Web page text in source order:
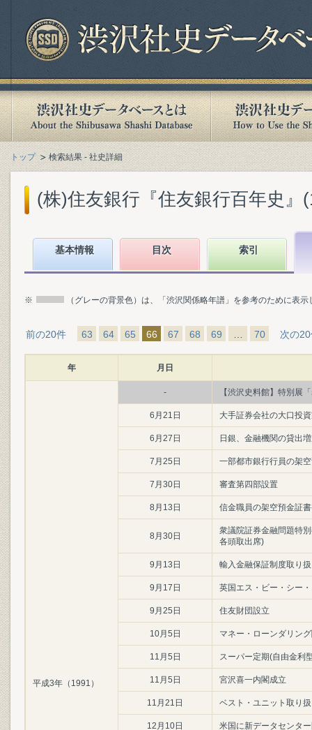
トップ 検索結果 - 社史詳細
(株)住友銀行『住友銀行百年史』
基本情報 目次 索引
※ （グレーの背景色）は、「渋沢関係略年譜」を参考のために表
前の20件 63 64 65 66 67 68 69 70 次の
年 月日
平成3年（1991）
- 【渋沢史料館】特別展
6月21日 大手証券会社の大口投
6月27日 日銀、金融機関の貸出
7月25日 一部都市銀行行員の架
7月30日 審査第四部設置
8月13日 信金職員の架空預金証
8月30日
衆議院証券金融問題特
各頭取出席)
9月13日 輸入金融保証制度取り
9月17日 英国エス・ビー・シー
9月25日 住友財団設立
10月5日 マネー・ローンダリン
11月5日 スーパー定期(自由金利
11月5日 宮沢喜一内閣成立
11月21日 ベスト・ユニット取り
12月10日 米国に新データセンタ